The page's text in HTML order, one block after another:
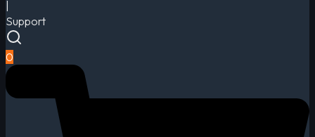
Support
0